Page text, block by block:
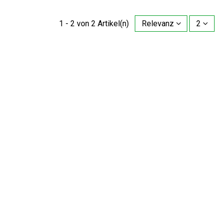
1 - 2 von 2 Artikel(n) Relevanz 2